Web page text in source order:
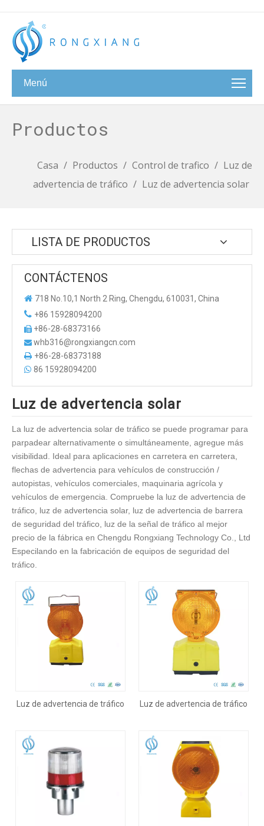
Menú
Productos
Casa / Productos / Control de trafico / Luz de
advertencia de tráfico / Luz de advertencia solar
LISTA DE PRODUCTOS
CONTÁCTENOS
 718 No.10,1 North 2 Ring, Chengdu, 610031, China
 +86 15928094200
 +86-28-68373166
 whb316@rongxiangcn.com
 +86-28-68373188
 86 15928094200
Luz de advertencia solar
La luz de advertencia solar de tráfico se puede programar para
parpadear alternativamente o simultáneamente, agregue más
visibilidad. Ideal para aplicaciones en carretera en carretera,
flechas de advertencia para vehículos de construcción /
autopistas, vehículos comerciales, maquinaria agrícola y
vehículos de emergencia. Compruebe la luz de advertencia de
tráfico, luz de advertencia solar, luz de advertencia de barrera
de seguridad del tráfico, luz de la señal de tráfico al mejor
precio de la fábrica en Chengdu Rongxiang Technology Co., Ltd
Especilando en la fabricación de equipos de seguridad del
tráfico.
Luz de advertencia de tráfico
Luz de advertencia de tráfico